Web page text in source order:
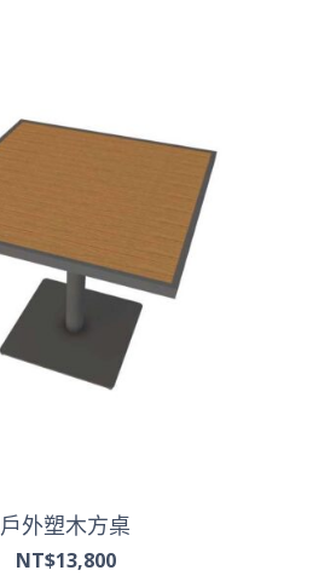
戶外塑木方桌
NT$13,800